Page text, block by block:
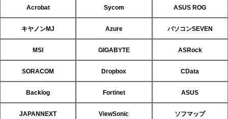
Acrobat Sycom ASUS ROG
キヤノンMJ Azure パソコンSEVEN
MSI GIGABYTE ASRock
SORACOM Dropbox CData
Backlog Fortinet ASUS
JAPANNEXT ViewSonic ソフマップ